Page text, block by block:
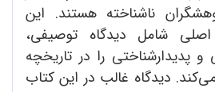
ناشناخته هستند. این
شامل دیدگاه توصیفی،
و پدیدارشناختی را در تاریخچه
دیدگاه غالب در این کتاب